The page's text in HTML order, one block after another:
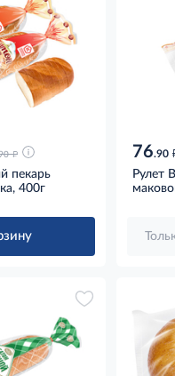
д
пекарь
400г
76.90
Рулет